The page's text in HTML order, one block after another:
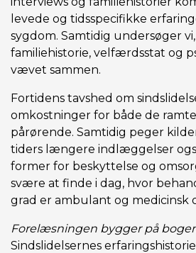
levede og tidsspecifikke
sygdom. Samtidig undersøger
familiehistorie, velfærdsstat og
vævet sammen.
Fortidens tavshed om
omkostninger for både de
pårørende. Samtidig peger
tiders længere indlæggelser
former for beskyttelse og
svære at finde i dag, hvor
grad er ambulant og medicinsk
Forelæsningen bygger på
Sindslidelsernes